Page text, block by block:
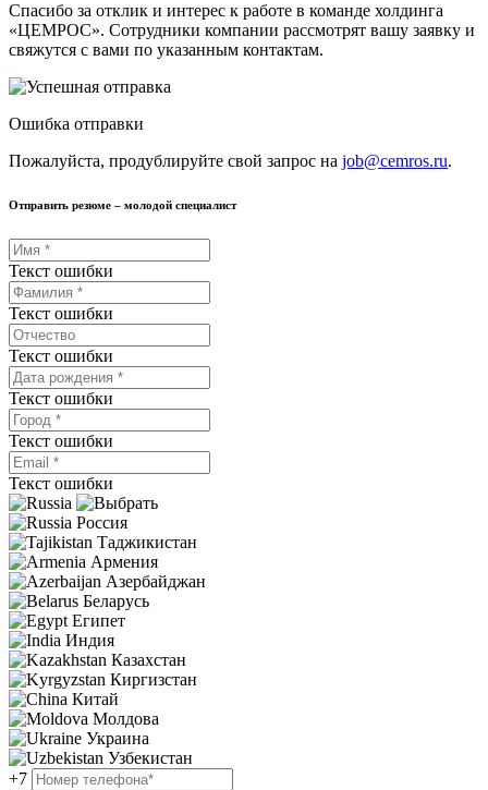
Спасибо за отклик и интерес к работе в команде холдинга
«ЦЕМРОС». Сотрудники компании рассмотрят вашу заявку и
свяжутся с вами по указанным контактам.
Ошибка отправки
Пожалуйста, продублируйте свой запрос на job@cemros.ru.
Отправить резюме – молодой специалист
Текст ошибки
Текст ошибки
Текст ошибки
Текст ошибки
Текст ошибки
Текст ошибки
Россия
Таджикистан
Армения
Азербайджан
Беларусь
Египет
Индия
Казахстан
Киргизстан
Китай
Молдова
Украина
Узбекистан
+7